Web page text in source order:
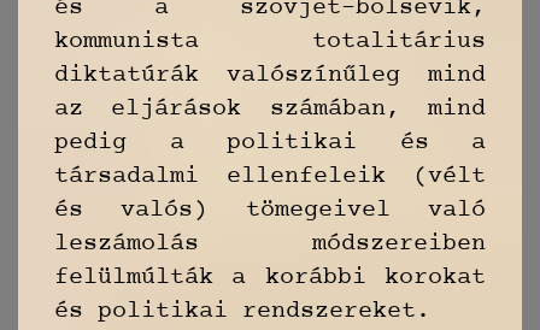
és a szovjet-bolsevik,
kommunista totalitárius
diktatúrák valószínűleg mind
az eljárások számában, mind
pedig a politikai és a
társadalmi ellenfeleik (vélt
és valós) tömegeivel való
leszámolás módszereiben
felülmúlták a korábbi korokat
és politikai rendszereket.